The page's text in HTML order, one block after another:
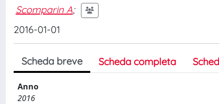
Scomparin A;
2016-01-01
Scheda breve Scheda completa
Anno
2016